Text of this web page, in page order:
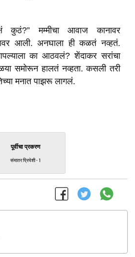
मम्मीचा आवाज कानावर
आली. अनघाला ही कळतं नव्हतं.
का आठवलं? शेंदाकर सरांचा
समोरून हालतं नव्हता. कसली तरी
मनात पाझरू लागलं.
पूर्वीचा प्रकरण
संमातर प्रियेशी - 1